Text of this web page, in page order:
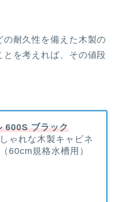
耐久性を備えた木製の
を考えれば、その値段
600S ブラック
ゃれな木製キャビネ
60cm規格水槽用）